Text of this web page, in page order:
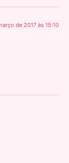
de 2017 às 15:10